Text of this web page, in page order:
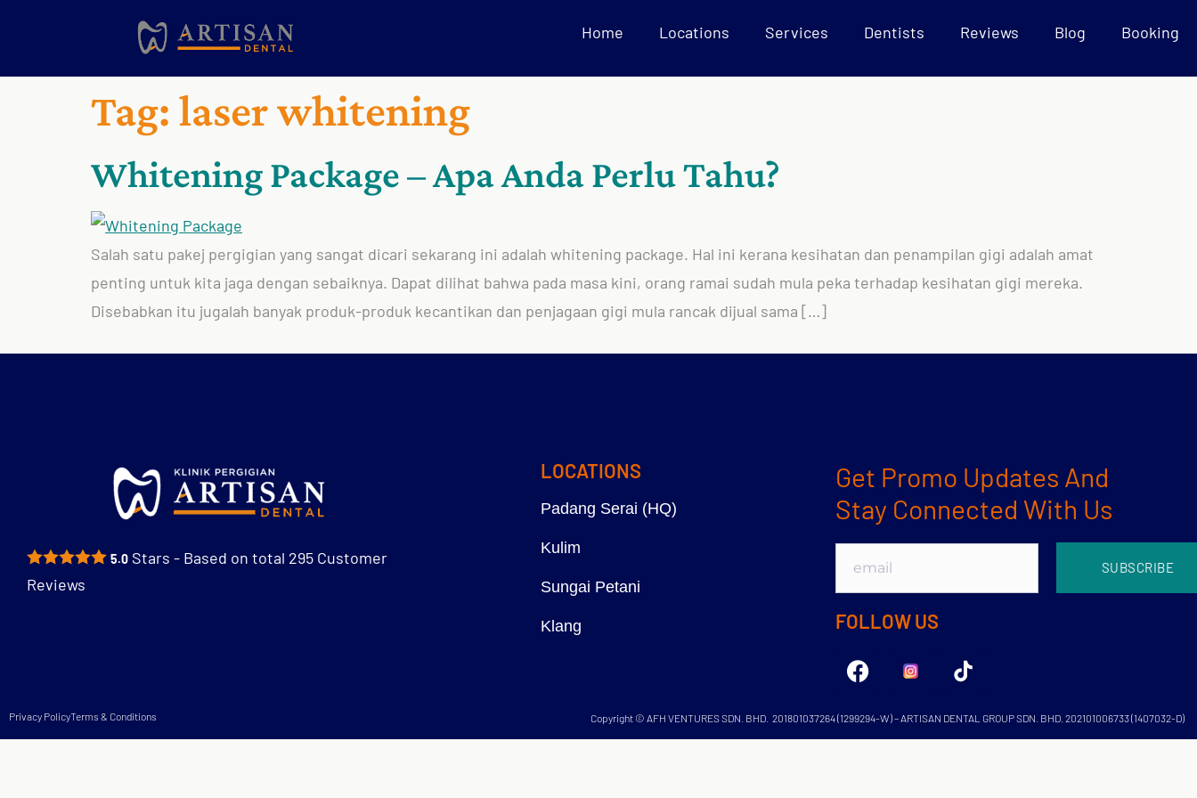
Home Locations Services Dentists Reviews Blog Booking
Tag: laser whitening
Whitening Package – Apa Anda Perlu Tahu?
Salah satu pakej pergigian yang sangat dicari sekarang ini adalah whitening package. Hal ini kerana kesihatan dan penampilan gigi adalah amat
penting untuk kita jaga dengan sebaiknya. Dapat dilihat bahwa pada masa kini, orang ramai sudah mula peka terhadap kesihatan gigi mereka.
Disebabkan itu jugalah banyak produk-produk kecantikan dan penjagaan gigi mula rancak dijual sama […]
5.0 Stars - Based on total 295 Customer
Reviews
LOCATIONS
Padang Serai (HQ)
Kulim
Sungai Petani
Klang
Get Promo Updates And
Stay Connected With Us
SUBSCRIBE
FOLLOW US
Privacy PolicyTerms & Conditions Copyright © AFH VENTURES SDN. BHD. 201801037264 (1299294-W) – ARTISAN DENTAL GROUP SDN. BHD. 202101006733 (1407032-D)